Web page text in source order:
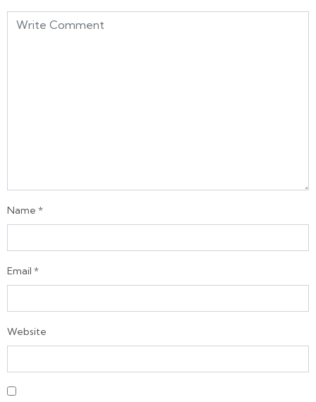
Name *
Email *
Website